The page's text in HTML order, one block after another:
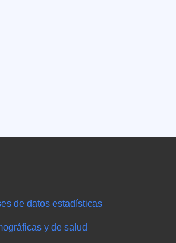
de datos estadísticas
y de salud